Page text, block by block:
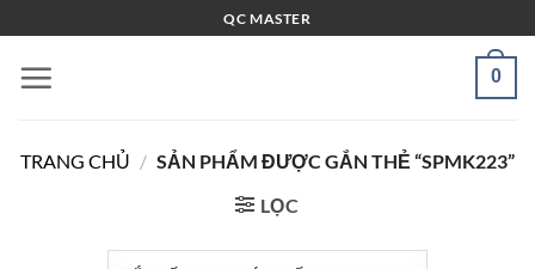
qua
nội
QC MASTER
0
TRANG CHỦ / SẢN PHẨM ĐƯỢC GẮN THẺ “SPMK223”
LỌC